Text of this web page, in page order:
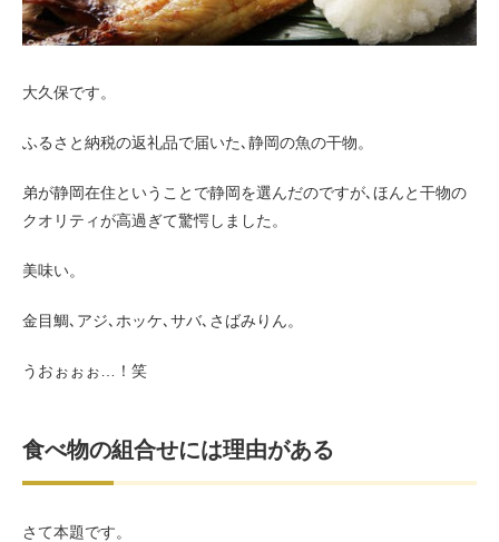
大久保です。
ふるさと納税の返礼品で届いた､静岡の魚の干物。
弟が静岡在住ということで静岡を選んだのですが､ほんと干物の
クオリティが高過ぎて驚愕しました。
美味い。
金目鯛､アジ､ホッケ､サバ､さばみりん。
うおぉぉぉ…！笑
食べ物の組合せには理由がある
さて本題です。